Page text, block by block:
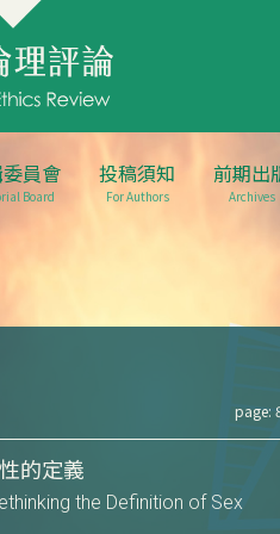
員會
Board
投稿須知
For Authors
前期出
Archives
page:
的定義
the Definition of Sex